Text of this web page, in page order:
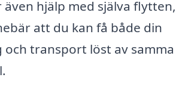
hjälp med själva flytten,
att du kan få både din
och transport löst av samma